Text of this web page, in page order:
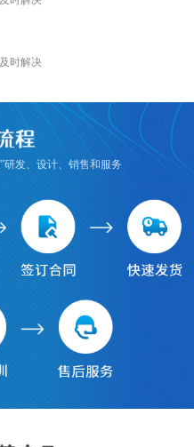
时解决
研发、设计、销售和服务